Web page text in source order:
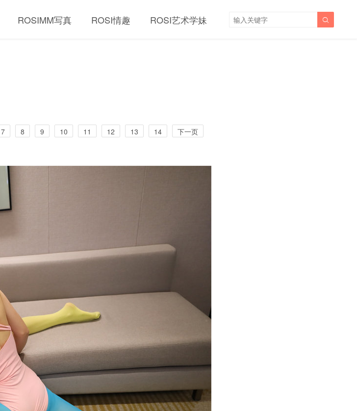
ROSIMM写真 ROSI情趣 ROSI艺术学妹 
7 8 9 10 11 12 13 14 下一页